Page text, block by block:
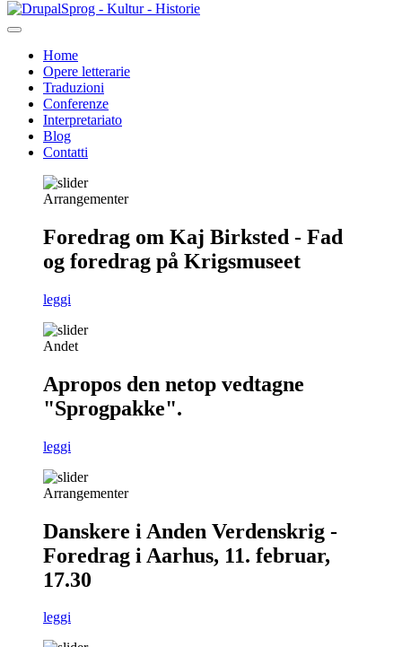
Salta
al
principale
Sprog - Kultur - Historie
Primær
navigation
Home
Opere letterarie
Traduzioni
Conferenze
Interpretariato
Blog
Contatti
Arrangementer
Foredrag om Kaj Birksted - Fad
og foredrag på Krigsmuseet
leggi
Andet
Apropos den netop vedtagne
"Sprogpakke".
leggi
Arrangementer
Danskere i Anden Verdenskrig -
Foredrag i Aarhus, 11. februar,
17.30
leggi